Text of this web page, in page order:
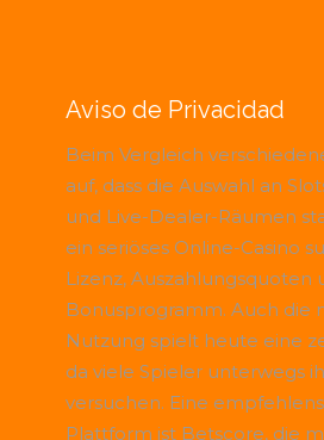
Aviso de Privacidad
Beim Vergleich
auf, dass die Auswahl an
und Live-Dealer-Räumen
ein seriöses Online-Casino
Lizenz, Auszahlungsquoten
Bonusprogramm. Auch die
Nutzung spielt heute eine
da viele Spieler unterwegs
versuchen. Eine
Plattform ist Betscore, die